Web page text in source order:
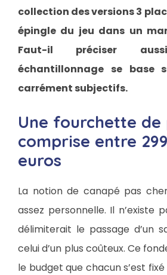
collection des versions 3
épingle du jeu dans un
Faut-il préciser
échantillonnage se base
carrément subjectifs.
Une fourchette de
comprise entre
euros
La notion de canapé pas
assez personnelle. Il n’existe
délimiterait le passage d’un
celui d’un plus coûteux. Ce
le budget que chacun s’est